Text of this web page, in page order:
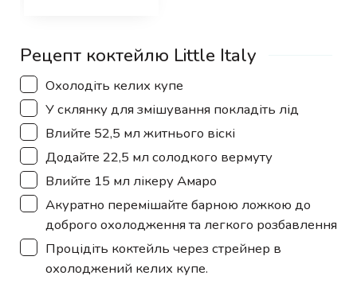
Рецепт коктейлю Little Italy
▢
Охолодіть келих купе
▢
У склянку для змішування покладіть лід
▢
Влийте 52,5 мл житнього віскі
▢
Додайте 22,5 мл солодкого вермуту
▢
Влийте 15 мл лікеру Амаро
▢
Акуратно перемішайте барною ложкою до
доброго охолодження та легкого розбавлення
▢
Процідіть коктейль через стрейнер в
охолоджений келих купе.